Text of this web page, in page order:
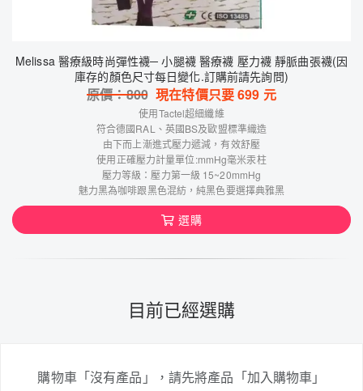
Melissa 醫療級時尚彈性襪─ 小腿襪 醫療襪 壓力襪 靜脈曲張襪(因
庫存的顏色尺寸每日變化.訂購前請先詢問)
原價：800 現在特價只要699 元
使用Tactel超細纖維
符合德國RAL、英國BS及歐盟標準織造
由下而上漸進式壓力遞減，有效舒壓
使用正確壓力計量單位:mmHg毫米汞柱
壓力等級：壓力第一級 15~20mmHg
魅力黑為咖啡跟黑色混紡，純黑色要選擇典雅黑
選購
目前已經選購
購物車「沒有產品」，請先將產品「加入購物車」